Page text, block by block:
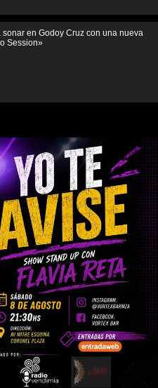
sonar en Godoy Cruz con una nueva
Session»